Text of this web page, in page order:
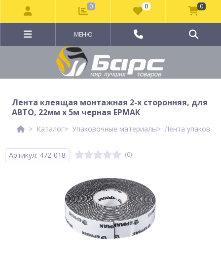
МЕНЮ
Лента клеящая монтажная 2-х сторонняя, для
АВТО, 22мм x 5м черная ЕРМАК
Каталог Упаковочные материалы Лента
Артикул: 472-018 (0)
0 0 0